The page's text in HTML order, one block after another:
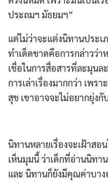
ประถมฯ มัธยมฯ”
แต่ไม่ว่าจะแต่งนิทานประ
ทำเด็ดขาดคือการกล่าวว่
เชื่อในการสื่อสารที่ละมุน
การเล่าเรื่องมากกว่า เพร
สุข เขาอาจจะไม่อยากยุ่ง
นิทานหลายเรื่องจะเฝ้าสอ
เห็นมุมนี้ ว่าเด็กที่อ่านนิทา
และ นิทานก็ยังมีคุณค่าบาง